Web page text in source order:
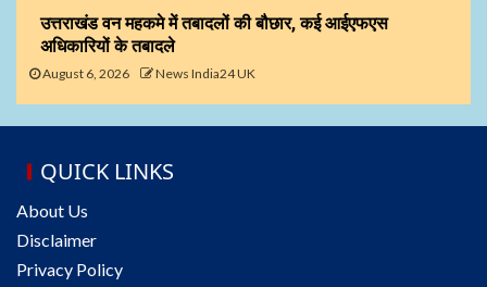
उत्तराखंड वन महकमे में तबादलों की बौछार, कई आईएफएस
अधिकारियों के तबादले
August 6, 2026 News India24 UK
QUICK LINKS
About Us
Disclaimer
Privacy Policy